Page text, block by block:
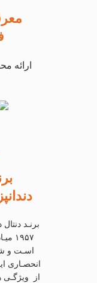
ارائه
اسـت و
انحصـاری
از ویژگـی